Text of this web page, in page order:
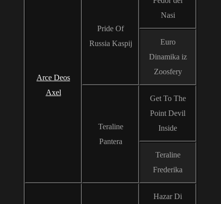
Arce Deos
Axel
Pride Of
Russia Kaspij
Nasi
Euro
Dinamika iz
Zoosfery
Teraline
Pantera
Get To The
Point Devil
Inside
Teraline
Frederika
Hazar Di